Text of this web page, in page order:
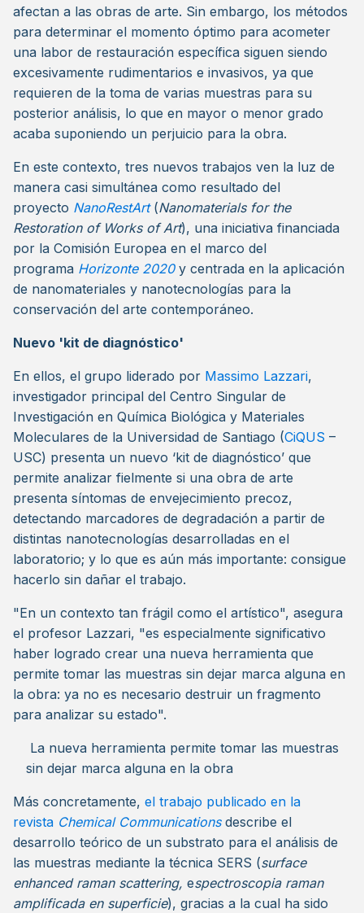
afectan a las obras de arte. Sin embargo, los métodos
para determinar el momento óptimo para acometer
una labor de restauración específica siguen siendo
excesivamente rudimentarios e invasivos, ya que
requieren de la toma de varias muestras para su
posterior análisis, lo que en mayor o menor grado
acaba suponiendo un perjuicio para la obra.
En este contexto, tres nuevos trabajos ven la luz de
manera casi simultánea como resultado del
proyecto NanoRestArt(Nanomaterials for the
Restoration of Works of Art), una iniciativa financiada
por la Comisión Europea en el marco del
programa Horizonte 2020y centrada en la aplicación
de nanomateriales y nanotecnologías para la
conservación del arte contemporáneo.
Nuevo 'kit de diagnóstico'
En ellos, el grupo liderado por Massimo Lazzari,
investigador principal del Centro Singular de
Investigación en Química Biológica y Materiales
Moleculares de la Universidad de Santiago (CiQUS –
USC) presenta un nuevo ‘kit de diagnóstico’ que
permite analizar fielmente si una obra de arte
presenta síntomas de envejecimiento precoz,
detectando marcadores de degradación a partir de
distintas nanotecnologías desarrolladas en el
laboratorio; y lo que es aún más importante: consigue
hacerlo sin dañar el trabajo.
"En un contexto tan frágil como el artístico", asegura
el profesor Lazzari, "es especialmente significativo
haber logrado crear una nueva herramienta que
permite tomar las muestras sin dejar marca alguna en
la obra: ya no es necesario destruir un fragmento
para analizar su estado".
La nueva herramienta permite tomar las muestras
sin dejar marca alguna en la obra
Más concretamente, el trabajo publicado en la
revista Chemical Communicationsdescribe el
desarrollo teórico de un substrato para el análisis de
las muestras mediante la técnica SERS (surface
enhanced raman scattering, espectroscopia raman
amplificada en superficie), gracias a la cual ha sido